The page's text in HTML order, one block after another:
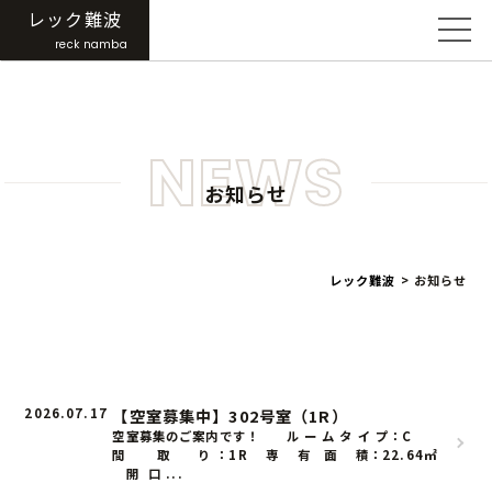
レック難波
reck namba
NEWS
お知らせ
レック難波 > お知らせ
2026.07.17 【空室募集中】302号室（1R）
空室募集のご案内です！ ル ー ム タ イ プ：C
間 取 り ：1R 専 有 面 積：22.64㎡
開 口 ...